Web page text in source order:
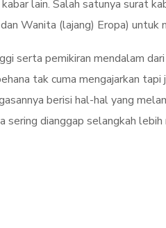
lain. Salah satunya surat
Wanita (lajang) Eropa) untuk
serta pemikiran mendalam
tak cuma mengajarkan
berisi hal-hal yang
dianggap selangkah